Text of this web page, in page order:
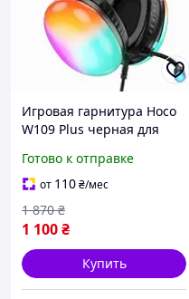
Игровая гарнитура Hoco
W109 Plus черная для
микрофоном для
общения
Готово к отправке
от 110₴/мес
1 100₴
1 870 ₴
Купить